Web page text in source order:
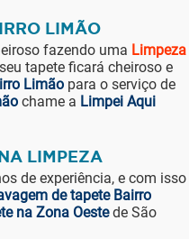
LIMÃO
fazendo uma Limpeza
tapete ficará cheiroso e
Limãopara o serviço de
chame a Limpei Aqui
LIMPEZA
de experiência, e com isso
de tapete Bairro
na Zona Oestede São